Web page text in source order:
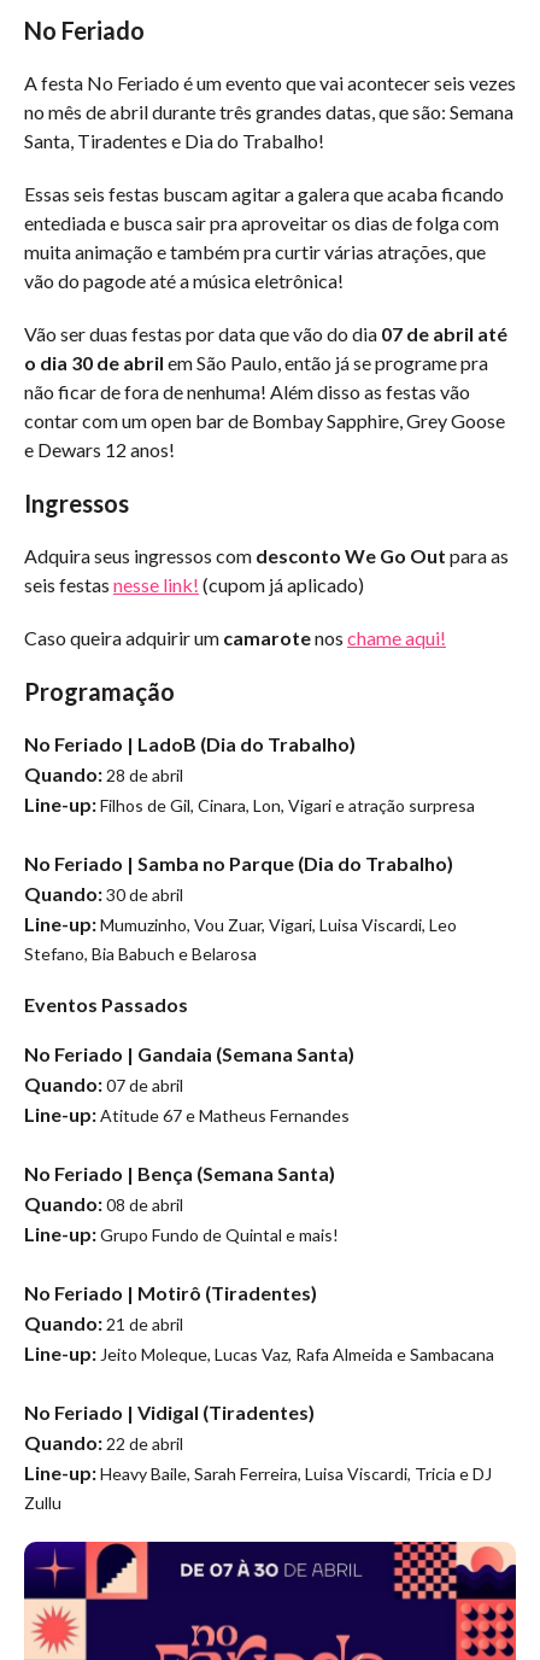
No Feriado
A festa No Feriado é um evento que vai acontecer seis vezes
no mês de abril durante três grandes datas, que são: Semana
Santa, Tiradentes e Dia do Trabalho!
Essas seis festas buscam agitar a galera que acaba ficando
entediada e busca sair pra aproveitar os dias de folga com
muita animação e também pra curtir várias atrações, que
vão do pagode até a música eletrônica!
Vão ser duas festas por data que vão do dia 07 de abril até
o dia 30 de abril em São Paulo, então já se programe pra
não ficar de fora de nenhuma! Além disso as festas vão
contar com um open bar de Bombay Sapphire, Grey Goose
e Dewars 12 anos!
Ingressos
Adquira seus ingressos com desconto We Go Out para as
seis festas nesse link! (cupom já aplicado)
Caso queira adquirir um camarotenos chame aqui!
Programação
No Feriado | LadoB (Dia do Trabalho)
Quando: 28 de abril
Line-up:Filhos de Gil, Cinara, Lon, Vigari e atração surpresa
No Feriado | Samba no Parque (Dia do Trabalho)
Quando:30 de abril
Line-up:Mumuzinho, Vou Zuar, Vigari, Luisa Viscardi, Leo
Stefano, Bia Babuch e Belarosa
Eventos Passados
No Feriado | Gandaia (Semana Santa)
Quando:07 de abril
Line-up:Atitude 67 e Matheus Fernandes
No Feriado | Bença (Semana Santa)
Quando:08 de abril
Line-up:Grupo Fundo de Quintal e mais!
No Feriado | Motirô (Tiradentes)
Quando: 21 de abril
Line-up: Jeito Moleque, Lucas Vaz, Rafa Almeida e Sambacana
No Feriado | Vidigal (Tiradentes)
Quando: 22 de abril
Line-up:Heavy Baile, Sarah Ferreira, Luisa Viscardi, Tricia e DJ
Zullu